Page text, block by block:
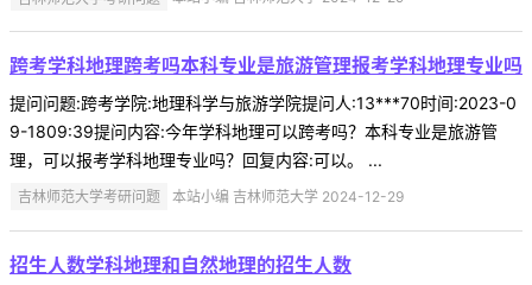
跨考学科地理跨考吗本科专业是旅游管理报考学科地理专业吗
提问问题:跨考学院:地理科学与旅游学院提问人:13***70时间:2023-0
9-1809:39提问内容:今年学科地理可以跨考吗？本科专业是旅游管
理，可以报考学科地理专业吗？回复内容:可以。 ...
吉林师范大学考研问题 本站小编 吉林师范大学 2024-12-29
招生人数学科地理和自然地理的招生人数